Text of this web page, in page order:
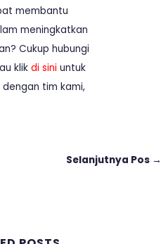
membantu
meningkatkan
Cukup hubungi
klik di sini untuk
tim kami,
Selanjutnya Pos →